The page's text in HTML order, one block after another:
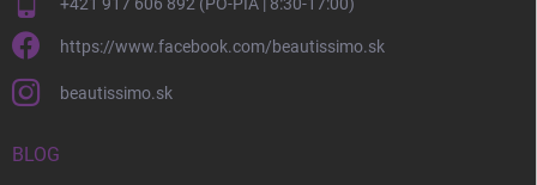
https://www.facebook.com/beautissimo.sk
beautissimo.sk
BLOG